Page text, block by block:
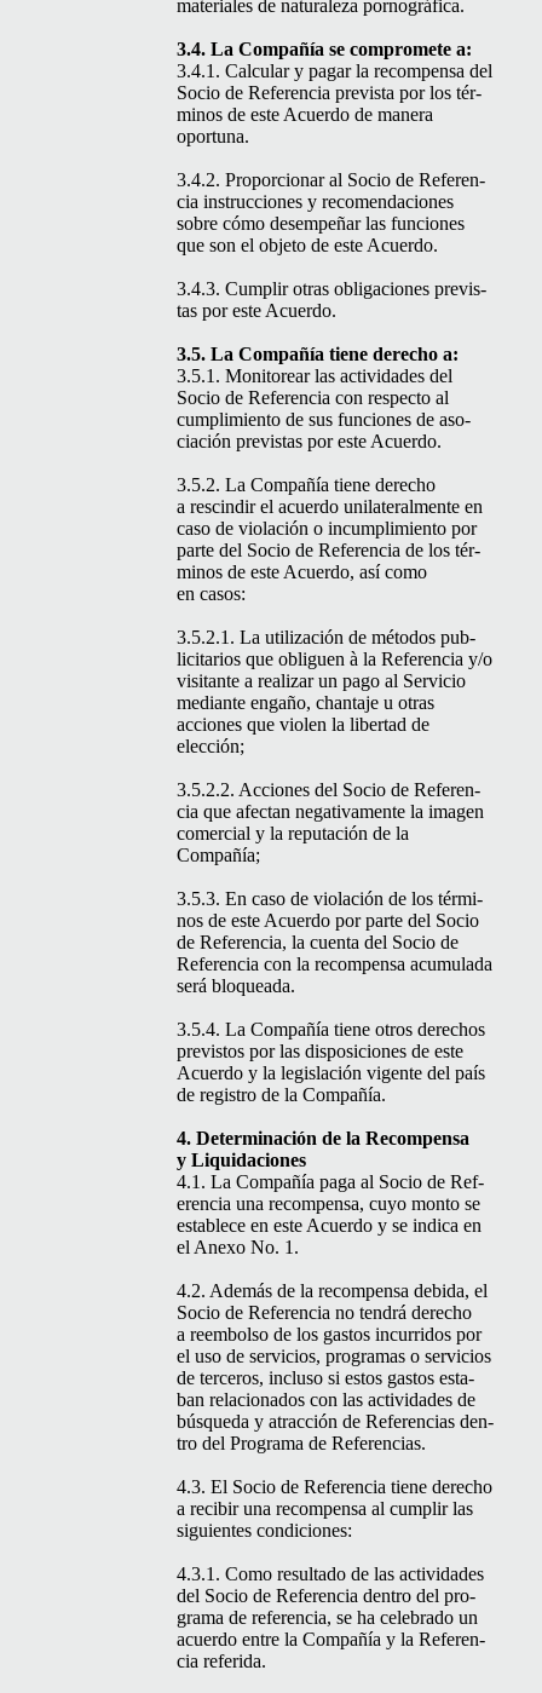
mate­ri­ales de nat­u­raleza pornográfica.
3.4. La Com­pañía se com­pro­m­ete a:
3.4.1. Cal­cu­lar y pagar la rec­om­pen­sa del
Socio de Ref­er­en­cia pre­vista por los tér­
mi­nos de este Acuer­do de man­era
oportuna.
3.4.2. Pro­por­cionar al Socio de Ref­er­en­
cia instruc­ciones y recomen­da­ciones
sobre cómo desem­peñar las fun­ciones
que son el obje­to de este Acuerdo.
3.4.3. Cumplir otras obliga­ciones pre­vis­
tas por este Acuerdo.
3.5. La Com­pañía tiene dere­cho a:
3.5.1. Mon­i­tore­ar las activi­dades del
Socio de Ref­er­en­cia con respec­to al
cumplim­ien­to de sus fun­ciones de aso­
ciación pre­vis­tas por este Acuerdo.
3.5.2. La Com­pañía tiene dere­cho
a rescindir el acuer­do uni­lat­eral­mente en
caso de vio­lación o incumplim­ien­to por
parte del Socio de Ref­er­en­cia de los tér­
mi­nos de este Acuer­do, así como
en casos:
3.5.2.1. La uti­lización de méto­dos pub­
lic­i­tar­ios que oblig­uen à la Ref­er­en­cia y/o
vis­i­tante a realizar un pago al Ser­vi­cio
medi­ante engaño, chan­ta­je u otras
acciones que violen la lib­er­tad de
elección;
3.5.2.2. Acciones del Socio de Ref­er­en­
cia que afectan neg­a­ti­va­mente la ima­gen
com­er­cial y la rep­utación de la
Compañía;
3.5.3. En caso de vio­lación de los tér­mi­
nos de este Acuer­do por parte del Socio
de Ref­er­en­cia, la cuen­ta del Socio de
Ref­er­en­cia con la rec­om­pen­sa acu­mu­la­da
será bloqueada.
3.5.4. La Com­pañía tiene otros dere­chos
pre­vis­tos por las dis­posi­ciones de este
Acuer­do y la leg­is­lación vigente del país
de reg­istro de la Compañía.
4. Deter­mi­nación de la Rec­om­pen­sa
y Liquidaciones
4.1. La Com­pañía paga al Socio de Ref­
er­en­cia una rec­om­pen­sa, cuyo mon­to se
establece en este Acuer­do y se indi­ca en
el Anexo No. 1.
4.2. Además de la rec­om­pen­sa debi­da, el
Socio de Ref­er­en­cia no ten­drá dere­cho
a reem­bol­so de los gas­tos incur­ri­dos por
el uso de ser­vi­cios, pro­gra­mas o ser­vi­cios
de ter­ceros, inclu­so si estos gas­tos esta­
ban rela­ciona­dos con las activi­dades de
búsque­da y atrac­ción de Ref­er­en­cias den­
tro del Pro­gra­ma de Referencias.
4.3. El Socio de Ref­er­en­cia tiene dere­cho
a recibir una rec­om­pen­sa al cumplir las
sigu­ientes condiciones:
4.3.1. Como resul­ta­do de las activi­dades
del Socio de Ref­er­en­cia den­tro del pro­
gra­ma de ref­er­en­cia, se ha cel­e­bra­do un
acuer­do entre la Com­pañía y la Ref­er­en­
cia referida.